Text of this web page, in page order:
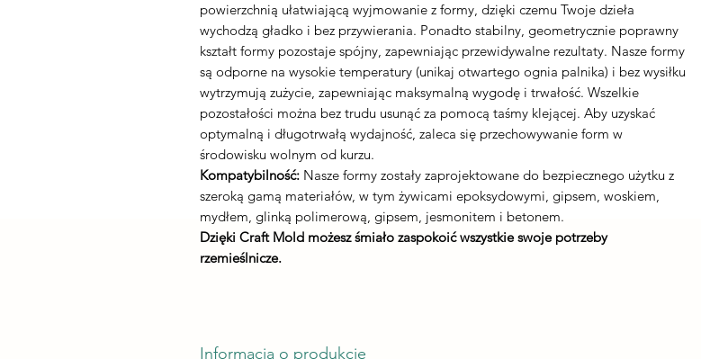
powierzchnią ułatwiającą wyjmowanie z formy, dzięki czemu Twoje dzieła
wychodzą gładko i bez przywierania. Ponadto stabilny, geometrycznie poprawny
kształt formy pozostaje spójny, zapewniając przewidywalne rezultaty. Nasze formy
są odporne na wysokie temperatury (unikaj otwartego ognia palnika) i bez wysiłku
wytrzymują zużycie, zapewniając maksymalną wygodę i trwałość. Wszelkie
pozostałości można bez trudu usunąć za pomocą taśmy klejącej. Aby uzyskać
optymalną i długotrwałą wydajność, zaleca się przechowywanie form w
środowisku wolnym od kurzu.
Kompatybilność: Nasze formy zostały zaprojektowane do bezpiecznego użytku z
szeroką gamą materiałów, w tym żywicami epoksydowymi, gipsem, woskiem,
mydłem, glinką polimerową, gipsem, jesmonitem i betonem.
Dzięki Craft Mold możesz śmiało zaspokoić wszystkie swoje potrzeby
rzemieślnicze.
Informacja o produkcie